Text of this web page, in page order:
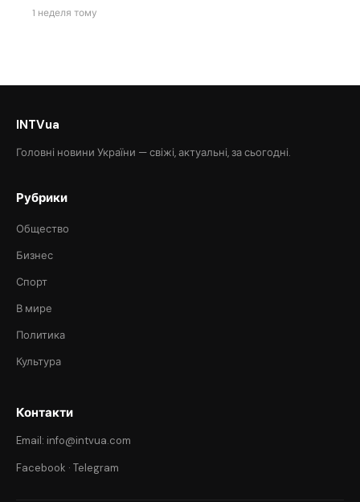
1 неделя тому
INTVua
Головні новини України — свіжі, актуальні, за сьогодні.
Рубрики
Общество
Бизнес
Спорт
В мире
Политика
Культура
Контакти
Email: info@intvua.com
Facebook · Telegram